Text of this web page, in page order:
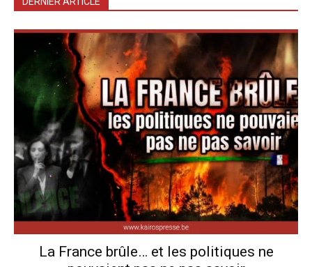
La France brûle… et les politiques ne